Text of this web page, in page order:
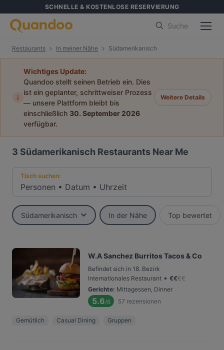
SCHNELLE & KOSTENLOSE RESERVIERUNG
Suche
Restaurants In meiner Nähe Südamerikanisch
i
Wichtiges Update:
Quandoo stellt seinen Betrieb ein. Dies
ist ein geplanter, schrittweiser Prozess
— unsere Plattform bleibt bis
einschließlich 30. September 2026
verfügbar.
Weitere Details
3 Südamerikanisch Restaurants Near Me
Tisch suchen:
Personen • Datum • Uhrzeit
Südamerikanisch In der Nähe Top bewertet
W.A Sanchez Burritos Tacos & Co
Befindet sich in 18. Bezirk
Internationales Restaurant • €€€€
Gerichte: Mittagessen, Dinner
5.6/6 57 rezensionen
Gemütlich Casual Dining Gruppen